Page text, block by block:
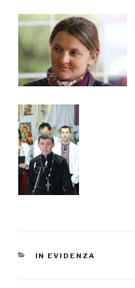
CATEGORIE
IN EVIDENZA